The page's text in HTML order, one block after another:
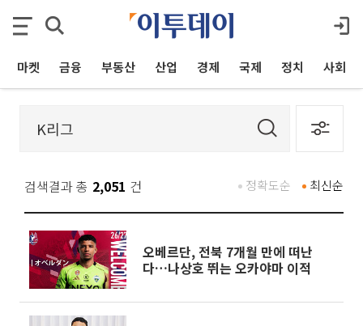
마켓 금융 부동산 산업 경제 국제 정치 사회
검색결과 총 2,051 건 최신순
정확도순
오베르단, 전북 7개월 만에 떠난
다…나상호 뛰는 오카야마 이적